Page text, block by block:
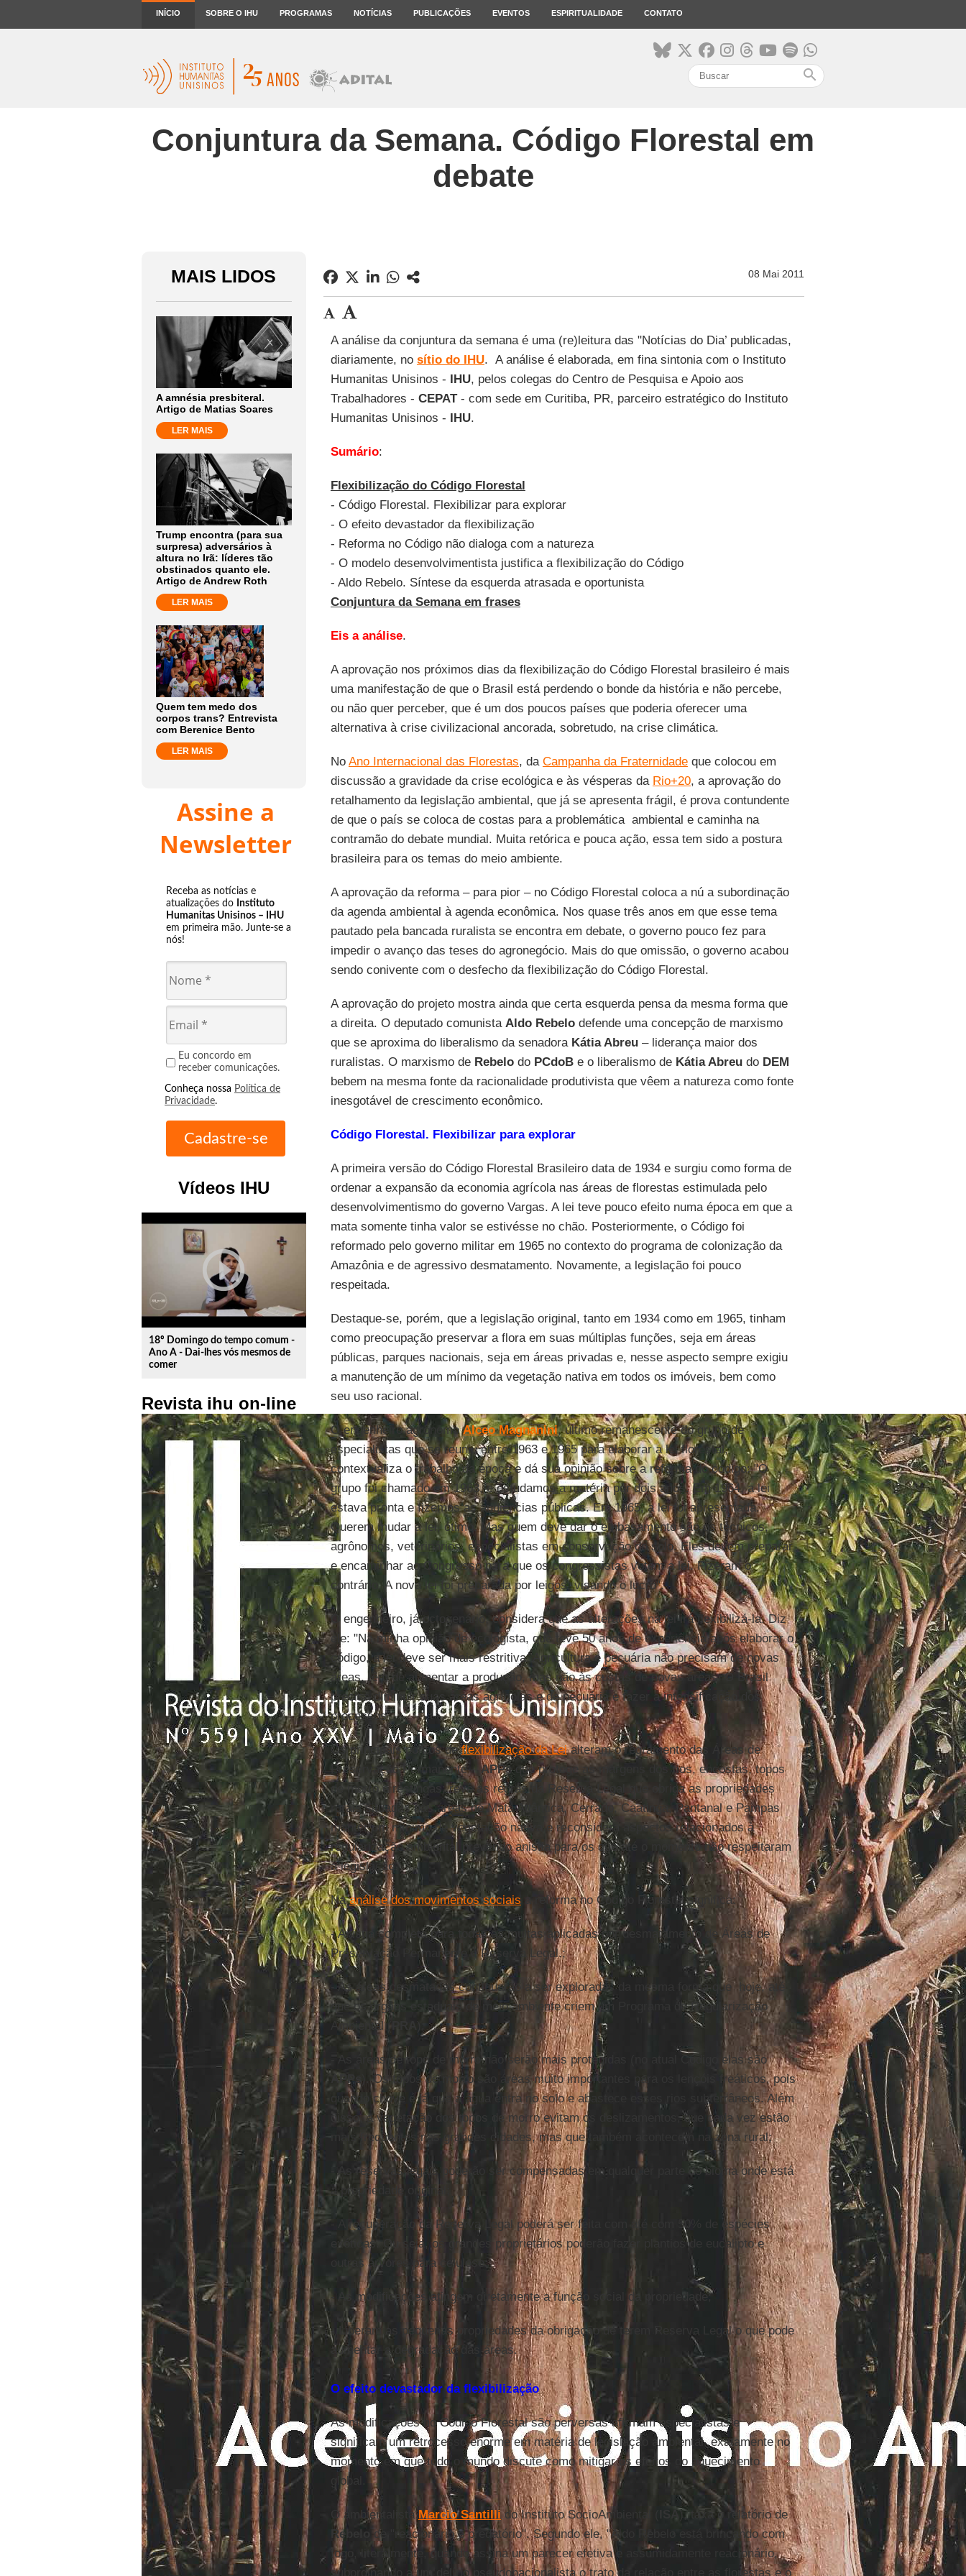
INÍCIO SOBRE O IHU PROGRAMAS NOTÍCIAS PUBLICAÇÕES EVENTOS ESPIRITUALIDADE CONTATO
search
Conjuntura da Semana. Código Florestal em
debate
MAIS LIDOS
A amnésia presbiteral.
Artigo de Matias Soares
LER MAIS
Trump encontra (para sua
surpresa) adversários à
altura no Irã: líderes tão
obstinados quanto ele.
Artigo de Andrew Roth
LER MAIS
Quem tem medo dos
corpos trans? Entrevista
com Berenice Bento
LER MAIS
Assine a
Newsletter
Receba as notícias e
atualizações do Instituto
Humanitas Unisinos – IHU
em primeira mão. Junte-se a
nós!
Eu concordo em
receber comunicações.
Conheça nossa Política de
Privacidade.
Vídeos IHU
play_circle_outline
18º Domingo do tempo comum -
Ano A - Dai-lhes vós mesmos de
comer
Revista ihu on-line
08 Mai 2011
A análise da conjuntura da semana é uma (re)leitura das "Notícias do Dia’ publicadas,
diariamente, no sítio do IHU. A análise é elaborada, em fina sintonia com o Instituto
Humanitas Unisinos - IHU, pelos colegas do Centro de Pesquisa e Apoio aos
Trabalhadores - CEPAT- com sede em Curitiba, PR, parceiro estratégico do Instituto
Humanitas Unisinos - IHU.
Sumário:
Flexibilização do Código Florestal
- Código Florestal. Flexibilizar para explorar
- O efeito devastador da flexibilização
- Reforma no Código não dialoga com a natureza
- O modelo desenvolvimentista justifica a flexibilização do Código
- Aldo Rebelo. Síntese da esquerda atrasada e oportunista
Conjuntura da Semana em frases
Eis a análise.
A aprovação nos próximos dias da flexibilização do Código Florestal brasileiro é mais
uma manifestação de que o Brasil está perdendo o bonde da história e não percebe,
ou não quer perceber, que é um dos poucos países que poderia oferecer uma
alternativa à crise civilizacional ancorada, sobretudo, na crise climática.
No Ano Internacional das Florestas, da Campanha da Fraternidadeque colocou em
discussão a gravidade da crise ecológica e às vésperas da Rio+20, a aprovação do
retalhamento da legislação ambiental, que já se apresenta frágil, é prova contundente
de que o país se coloca de costas para a problemática ambiental e caminha na
contramão do debate mundial. Muita retórica e pouca ação, essa tem sido a postura
brasileira para os temas do meio ambiente.
A aprovação da reforma – para pior – no Código Florestal coloca a nú a subordinação
da agenda ambiental à agenda econômica. Nos quase três anos em que esse tema
pautado pela bancada ruralista se encontra em debate, o governo pouco fez para
impedir o avanço das teses do agronegócio. Mais do que omissão, o governo acabou
sendo conivente com o desfecho da flexibilização do Código Florestal.
A aprovação do projeto mostra ainda que certa esquerda pensa da mesma forma que
a direita. O deputado comunista Aldo Rebelodefende uma concepção de marxismo
que se aproxima do liberalismo da senadora Kátia Abreu– liderança maior dos
ruralistas. O marxismo de Rebelodo PCdoBe o liberalismo de Kátia Abreudo DEM
bebem na mesma fonte da racionalidade produtivista que vêem a natureza como fonte
inesgotável de crescimento econômico.
Código Florestal. Flexibilizar para explorar
A primeira versão do Código Florestal Brasileiro data de 1934 e surgiu como forma de
ordenar a expansão da economia agrícola nas áreas de florestas estimulada pelo
desenvolvimentismo do governo Vargas. A lei teve pouco efeito numa época em que a
mata somente tinha valor se estivésse no chão. Posteriormente, o Código foi
reformado pelo governo militar em 1965 no contexto do programa de colonização da
Amazônia e de agressivo desmatamento. Novamente, a legislação foi pouco
respeitada.
Destaque-se, porém, que a legislação original, tanto em 1934 como em 1965, tinham
como preocupação preservar a flora em suas múltiplas funções, seja em áreas
públicas, parques nacionais, seja em áreas privadas e, nesse aspecto sempre exigiu
a manutenção de um mínimo da vegetação nativa em todos os imóveis, bem como
seu uso racional.
O engenheiro agrônomoAlceo Magnanini, último remanescente do grupo de
especialistas que se reuniu entre 1963 e 1965 para elaborar a lei florestal,
contextualiza o trabalho da época e dá sua opinião sobre a reforma do código: "O
grupo foi chamado em 1963, e estudamos a matéria por dois anos. Em 1964, a lei
estava pronta e fizemos as audiências públicas. Em 1965, a lei foi apresentada.
Querem mudar a lei, ótimo. Mas quem deve dar o embasamento são os técnicos,
agrônomos, veterinários, especialistas em conservação do solo. Eles devem preparar
e encaminhar ao Congresso para que os congressistas votem a lei. Fizeram o
contrário. A nova lei foi preparada por leigos, visando o lucro".
O engenheiro, já octogenário, considera que as alterações na lei irá flexibilizá-la. Diz
ele: "Na minha opinião de ecologista, que teve 50 anos de experiência após elaborar o
código, a lei deve ser mais restritiva. Agricultura e pecuária não precisam de novas
áreas, têm de aumentar a produção, mas não às custas de novas áreas. O Brasil
precisa diminuir suas áreas agrícolas e de pecuária e fazer a intensificação dos
processos".
Os principais pontos deflexibilização da Leialteram o regramento das Áreas de
Preservação Permanente – APPsque protege as margens dos rios, encostas, topos
de morro e restingas; revê as regras da Reserva Legal que obriga as propriedades
rurais situadas nas áreas de Mata Atlântica, Cerrado, Caatinga, Pantanal e Pampas
manter um mínimo de vegetação nativa e reconsidera aspectos relacionados à
regularização ambiental prevendo anistia para os que até o momento não respeitaram
a legislação.
Naanálise dos movimentos sociais a reforma no Código Florestal significa:
- Anistia completa para todas as multas aplicadas por desmatamento de Áreas de
Preservação Permanente e Reserva Legal.;
- As áreas desmatadas continuarão a ser exploradas da mesma forma que hoje, até
que os órgãos estaduais de meio ambiente criem um Programa de Regularização
Ambiental (
- As áreas de topo de morro não serão mais protegidas (no atual Código elas são
APPs
). Os topos de morro são áreas muito importantes para os lençóis freáticos, pois
quando chove é lá que a água entra no solo e abastece esses rios subterrâneos. Além
disso, a vegetação dos topos de morro evitam os deslizamentos, que cada vez estão
mais freqüentes nas grandes cidades, mas que também acontecem na zona rural;
- As reservas legais poderão ser compensadas em qualquer parte do bioma onde está
a propriedade original;
- A recuperação da Reserva Legal poderá ser feita com até com 50% de espécies
exóticas. Ou seja, os grandes proprietários poderão fazer plantios de eucalipto e
outras árvores para celulose;
- As modificações atingem diretamente a função social da propriedade;
- Liberam as pequenas propriedades da obrigação de terem Reserva Legal o que pode
aumentar a degradação das áreas.
O efeito devastador da flexibilização
As modificações no Código Florestal são perversas afirmam especialistas e
significam um retrocesso enorme em matéria de legislação ambiental, exatamente no
momento em que todo o mundo discute como mitigar os efeitos do aquecimento
global.
O ambientalistaMarcio Santillido Instituto SocioAmbiental ( ISA), taxa o relatório de
Rebelo
de "reacionário e predatório". Segundo ele, "Aldo Rebelo está brincando com
fogo, literalmente, quando assina um parecer efetiva e assumidamente reacionário,
subordinando a um delírio pseudonacionalista o trato da relação entre as florestas e o